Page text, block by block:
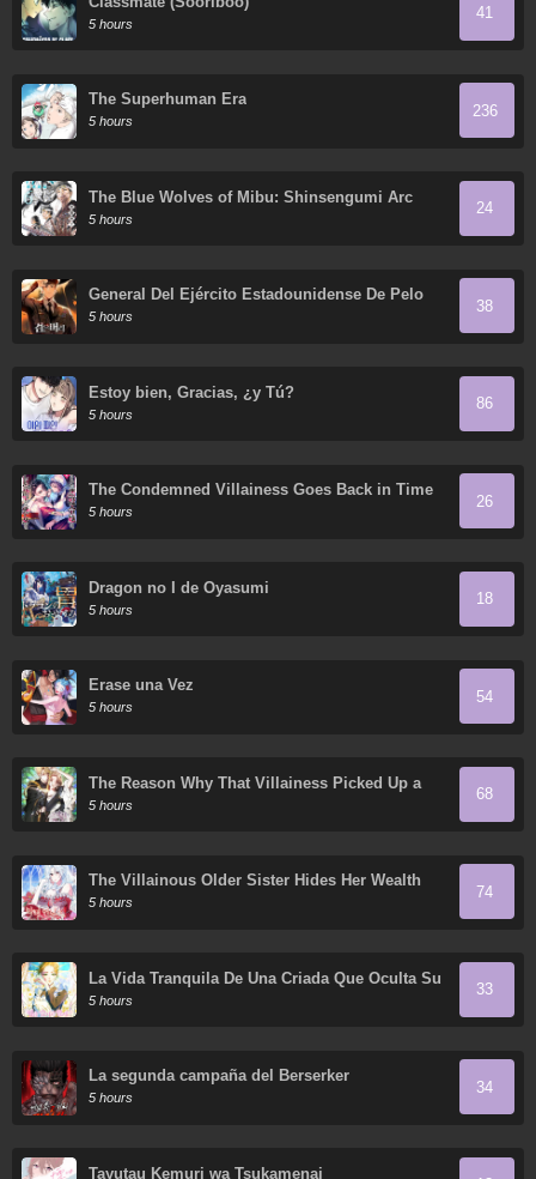
5 hours
41
The Superhuman Era
5 hours
236
The Blue Wolves of Mibu: Shinsengumi Arc
5 hours
24
General Del Ejército Estadounidense De Pelo
Negro
5 hours
38
Estoy bien, Gracias, ¿y Tú?
5 hours
86
The Condemned Villainess Goes Back in Time
and Aims to Become the Ultimate Villain
5 hours
26
Dragon no I de Oyasumi
5 hours
18
Érase una Vez
5 hours
54
The Reason Why That Villainess Picked Up a
Sword
5 hours
68
The Villainous Older Sister Hides Her Wealth
5 hours
74
La Vida Tranquila De Una Criada Que Oculta Su
Poder Y Lo Disfruta
5 hours
33
La segunda campaña del Berserker
5 hours
34
Tayutau Kemuri wa Tsukamenai